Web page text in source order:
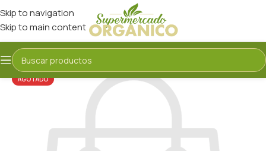
Skip to navigation
Skip to main content
AGOTADO